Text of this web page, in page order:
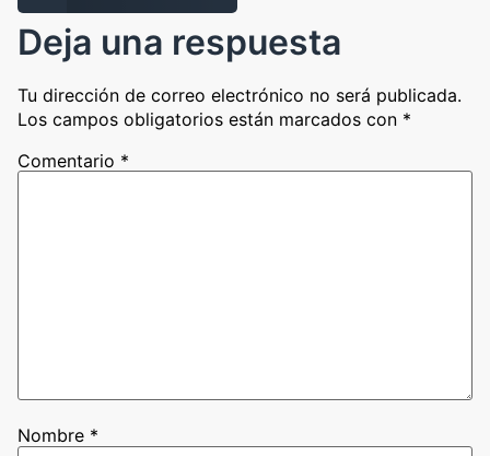
Deja una respuesta
Tu dirección de correo electrónico no será publicada.
Los campos obligatorios están marcados con *
Comentario *
Nombre *